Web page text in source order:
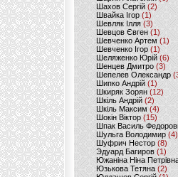
Шахов Сергій(2)
Швайка Ігор (1)
Шевляк Ілля (3)
Шевцов Євген (1)
Шевченко Артем(1)
Шевченко Ігор(1)
Шеляженко Юрій (6)
Шенцев Дмитро (3)
Шепелев Олександр
Шипко Андрій(1)
Шкиряк Зорян(12)
Шкіль Андрій(2)
Шкіль Максим (4)
Шокін Віктор (15)
Шпак Василь
Шульга Володимир (4)
Шуфрич Нестор(8)
Эдуард Багиров (1)
Южаніна Ніна
Юзькова Тетяна(2)